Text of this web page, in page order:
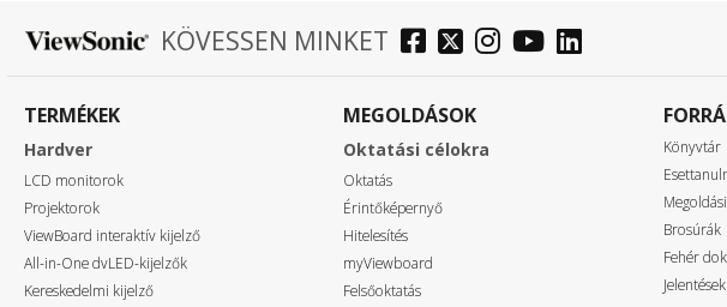
KÖVESSEN MINKET
TERMÉKEK
Hardver
LCD monitorok
Projektorok
ViewBoard interaktív kijelző
All-in-One dvLED-kijelzők
Kereskedelmi kijelző
MEGOLDÁSOK
Oktatási célokra
Oktatás
Érintőképernyő
Hitelesítés
myViewboard
Felsőoktatás
Könyvtár
Brosúrák
Fehér
Jelentések